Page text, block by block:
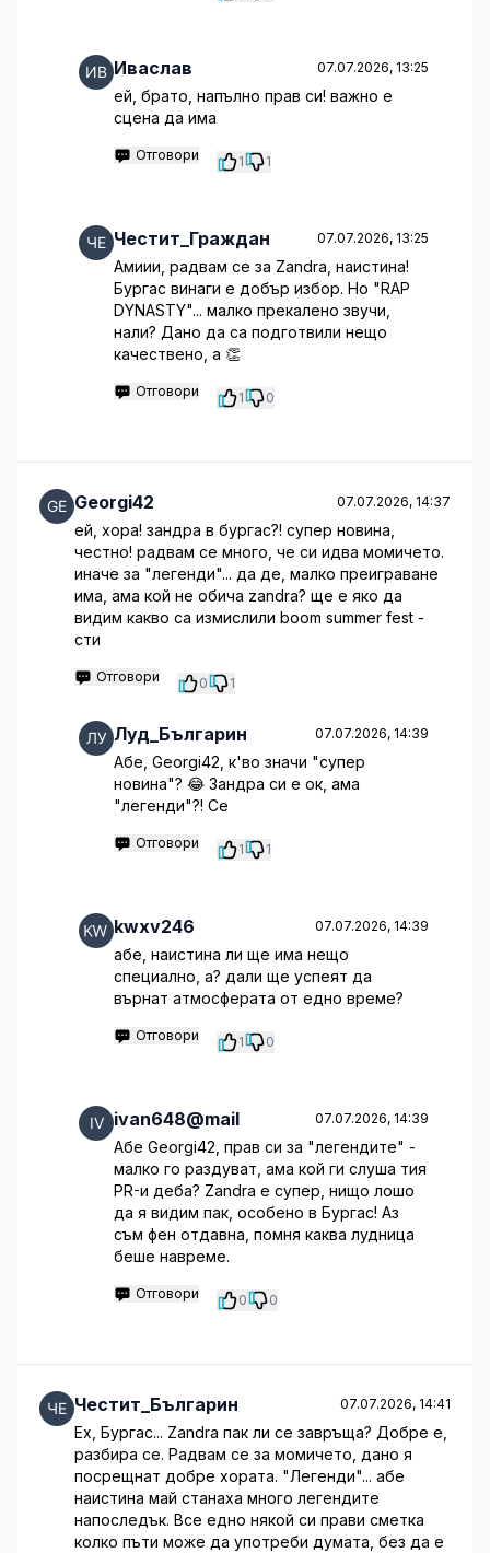
Иваслав 07.07.2026, 13:25
ей, брато, напълно прав си! важно е
сцена да има
Отговори 1 1
Честит_Граждан 07.07.2026, 13:25
Амиии, радвам се за Zandra, наистина!
Бургас винаги е добър избор. Но "RAP
DYNASTY"... малко прекалено звучи,
нали? Дано да са подготвили нещо
качествено, а 👏
Отговори 1 0
Georgi42 07.07.2026, 14:37
ей, хора! зандра в бургас?! супер новина,
честно! радвам се много, че си идва момичето.
иначе за "легенди"... да де, малко преиграване
има, ама кой не обича zandra? ще е яко да
видим какво са измислили boom summer fest -
сти
Отговори 0 1
Луд_Българин 07.07.2026, 14:39
Абе, Georgi42, к'во значи "супер
новина"? 😂 Зандра си е ок, ама
"легенди"?! Се
Отговори 1 1
kwxv246 07.07.2026, 14:39
абе, наистина ли ще има нещо
специално, а? дали ще успеят да
върнат атмосферата от едно време?
Отговори 1 0
ivan648@mail 07.07.2026, 14:39
Абе Georgi42, прав си за "легендите" -
малко го раздуват, ама кой ги слуша тия
PR-и деба? Zandra е супер, нищо лошо
да я видим пак, особено в Бургас! Аз
съм фен отдавна, помня каква лудница
беше навреме.
Отговори 0 0
Честит_Българин 07.07.2026, 14:41
Ех, Бургас... Zandra пак ли се завръща? Добре е,
разбира се. Радвам се за момичето, дано я
посрещнат добре хората. "Легенди"... абе
наистина май станаха много легендите
напоследък. Все едно някой си прави сметка
колко пъти може да употреби думата, без да е